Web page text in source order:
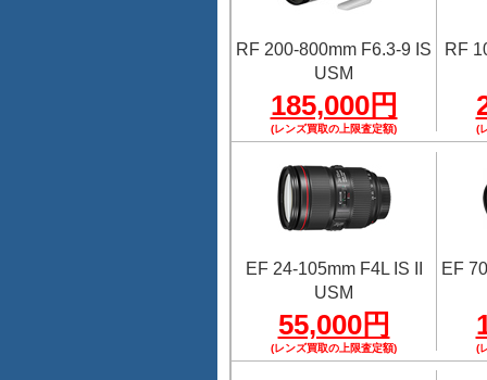
RF 200-800mm F6.3-9 IS
USM
185,000円
(レンズ買取の上限査定額)
RF
(
EF 24-105mm F4L IS II
USM
55,000円
(レンズ買取の上限査定額)
EF
(